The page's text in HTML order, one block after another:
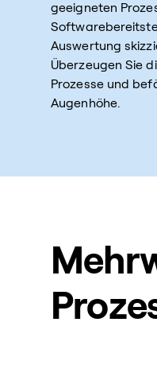
geeigneten
Auswertung
Überzeugen Sie
Prozesse und
Augenhöhe.